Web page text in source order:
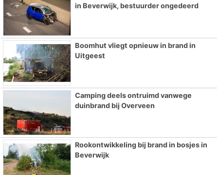
in Beverwijk, bestuurder ongedeerd
Boomhut vliegt opnieuw in brand in
Uitgeest
Camping deels ontruimd vanwege
duinbrand bij Overveen
Rookontwikkeling bij brand in bosjes in
Beverwijk